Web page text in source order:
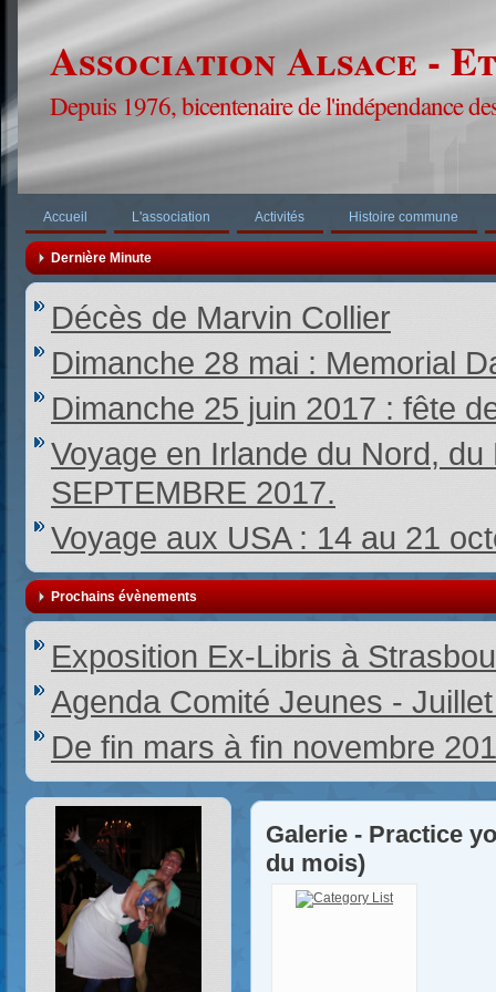
Association Alsace -
Depuis 1976, bicentenaire de l'indépendance
Accueil L'association Activités Histoire commune
Dernière Minute
Décès de Marvin Collier
Dimanche 28 mai : Memorial
Dimanche 25 juin 2017 : fête
Voyage en Irlande du Nord,
SEPTEMBRE 2017.
Voyage aux USA : 14 au 21
Prochains évènements
Exposition Ex-Libris à
Agenda Comité Jeunes -
De fin mars à fin novembre
Galerie - Practice
du mois)